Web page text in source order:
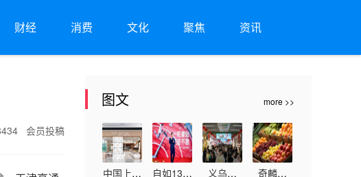
财经 消费 文化 聚焦 资讯
会员投稿
图文 more >>
中国上市
自如13周
义乌文
奇麟鲜